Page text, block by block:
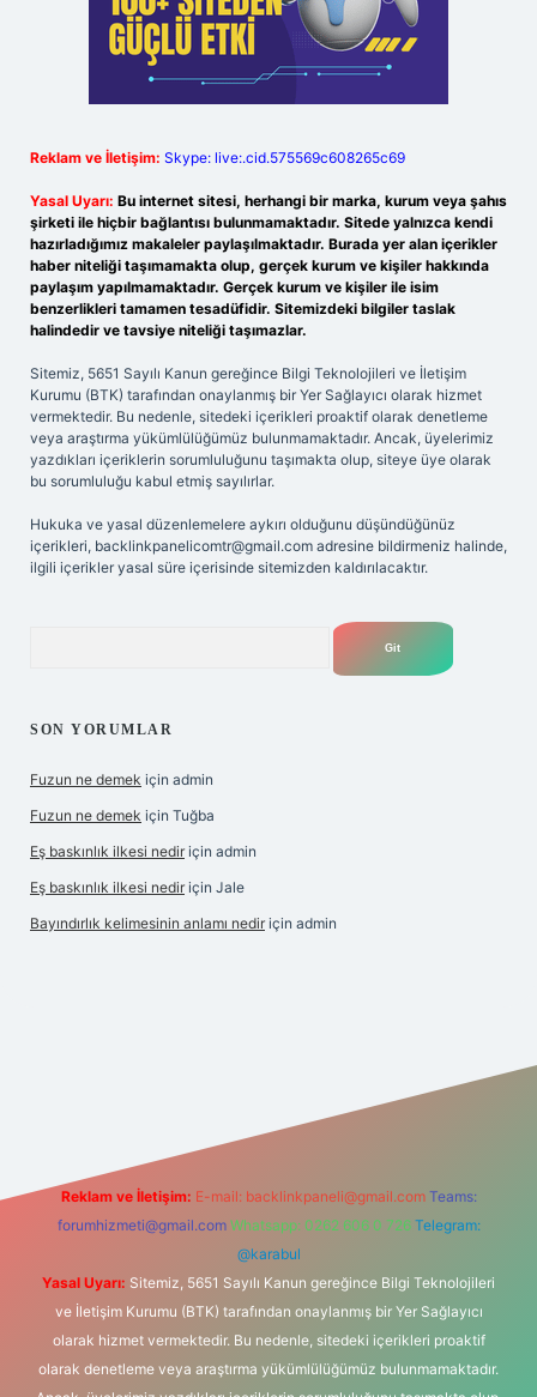
Reklam ve İletişim: Skype: live:.cid.575569c608265c69
Yasal Uyarı: Bu internet sitesi, herhangi bir marka, kurum veya şahıs
şirketi ile hiçbir bağlantısı bulunmamaktadır. Sitede yalnızca kendi
hazırladığımız makaleler paylaşılmaktadır. Burada yer alan içerikler
haber niteliği taşımamakta olup, gerçek kurum ve kişiler hakkında
paylaşım yapılmamaktadır. Gerçek kurum ve kişiler ile isim
benzerlikleri tamamen tesadüfidir. Sitemizdeki bilgiler taslak
halindedir ve tavsiye niteliği taşımazlar.
Sitemiz, 5651 Sayılı Kanun gereğince Bilgi Teknolojileri ve İletişim
Kurumu (BTK) tarafından onaylanmış bir Yer Sağlayıcı olarak hizmet
vermektedir. Bu nedenle, sitedeki içerikleri proaktif olarak denetleme
veya araştırma yükümlülüğümüz bulunmamaktadır. Ancak, üyelerimiz
yazdıkları içeriklerin sorumluluğunu taşımakta olup, siteye üye olarak
bu sorumluluğu kabul etmiş sayılırlar.
Hukuka ve yasal düzenlemelere aykırı olduğunu düşündüğünüz
içerikleri, backlinkpanelicomtr@gmail.com adresine bildirmeniz halinde,
ilgili içerikler yasal süre içerisinde sitemizden kaldırılacaktır.
SON YORUMLAR
Fuzun ne demek için admin
Fuzun ne demek için Tuğba
Eş baskınlık ilkesi nedir için admin
Eş baskınlık ilkesi nedir için Jale
Bayındırlık kelimesinin anlamı nedir için admin
Reklam ve İletişim: E-mail: backlinkpaneli@gmail.com Teams:
forumhizmeti@gmail.com Whatsapp: 0262 606 0 726 Telegram:
@karabul
Yasal Uyarı: Sitemiz, 5651 Sayılı Kanun gereğince Bilgi Teknolojileri
ve İletişim Kurumu (BTK) tarafından onaylanmış bir Yer Sağlayıcı
olarak hizmet vermektedir. Bu nedenle, sitedeki içerikleri proaktif
olarak denetleme veya araştırma yükümlülüğümüz bulunmamaktadır.